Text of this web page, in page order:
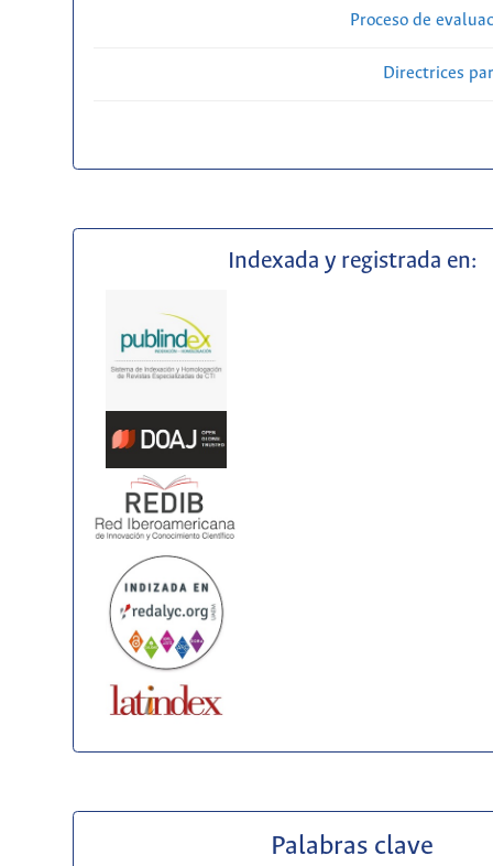
Proceso de
Directrices
Indexada y registrada en:
Palabras clave